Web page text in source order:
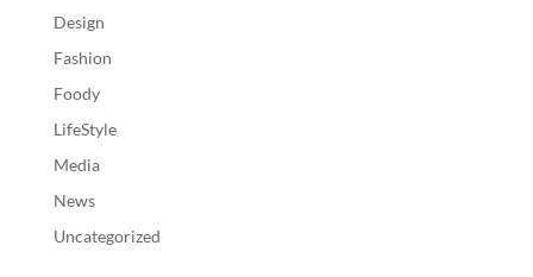
Design
Fashion
Foody
LifeStyle
Media
News
Uncategorized